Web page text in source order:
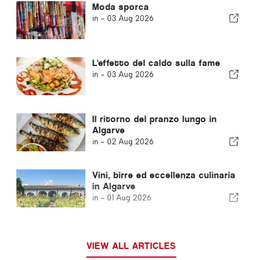
Moda sporca
in - 03 Aug 2026
L'effetto del caldo sulla fame
in - 03 Aug 2026
Il ritorno del pranzo lungo in
Algarve
in - 02 Aug 2026
Vini, birre ed eccellenza culinaria
in Algarve
in - 01 Aug 2026
VIEW ALL ARTICLES